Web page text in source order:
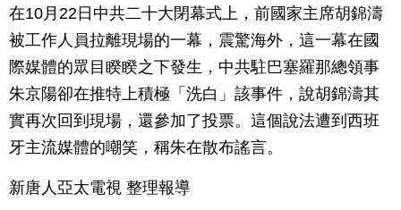
在10月22日中共二十大閉幕式上，前國家主席胡錦濤
被工作人員拉離現場的一幕，震驚海外，這一幕在國
際媒體的眾目睽睽之下發生，中共駐巴塞羅那總領事
朱京陽卻在推特上積極「洗白」該事件，說胡錦濤其
實再次回到現場，還參加了投票。這個說法遭到西班
牙主流媒體的嘲笑，稱朱在散布謠言。
新唐人亞太電視 整理報導